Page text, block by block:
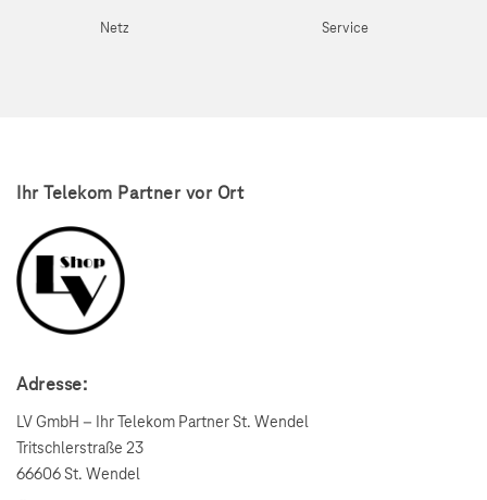
Netz Service
Ihr Telekom Partner vor Ort
Adresse:
LV GmbH – Ihr Telekom Partner St. Wendel
Tritschlerstraße 23
66606 St. Wendel